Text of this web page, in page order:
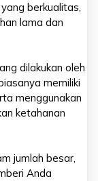
berkualitas,
lama dan
dilakukan oleh
memiliki
menggunakan
ketahanan
jumlah besar,
Anda